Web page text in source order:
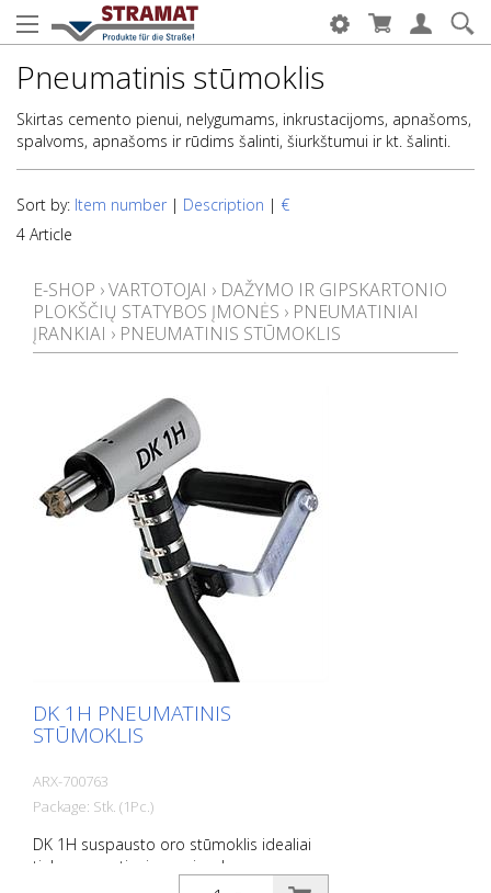
Pneumatinis stūmoklis
Skirtas cemento pienui, nelygumams, inkrustacijoms, apnašoms,
spalvoms, apnašoms ir rūdims šalinti, šiurkštumui ir kt. šalinti.
Sort by: Item number | Description | €
4 Article
E-SHOP ›VARTOTOJAI › DAŽYMO IR GIPSKARTONIO
PLOKŠČIŲ STATYBOS ĮMONĖS › PNEUMATINIAI
ĮRANKIAI › PNEUMATINIS STŪMOKLIS
DK 1H PNEUMATINIS
STŪMOKLIS
ARX-700763
Package: Stk. (1Pc.)
DK 1H suspausto oro stūmoklis idealiai
tinka cementinei masei, nelygumams,
inkrustacijoms, apnašoms, dažams,